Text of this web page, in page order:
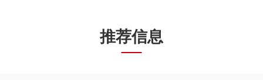
推荐信息